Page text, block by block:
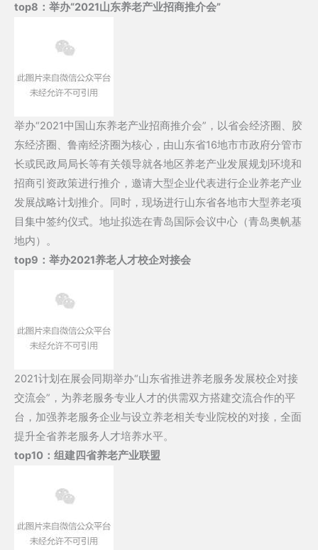
top8： 举办“2021山东养老产业招商推介会”
举办“2021中国山东养老产业招商推介会”，以省会经济圈、胶
东经济圈、鲁南经济圈为核心，由山东省16地市市政府分管市
长或民政局局长等有关领导就各地区养老产业发展规划环境和
招商引资政策进行推介，邀请大型企业代表进行企业养老产业
发展战略计划推介。同时，现场进行山东省各地市大型养老项
目集中签约仪式。地址拟选在青岛国际会议中心（青岛奥帆基
地内）。
top9： 举办2021养老人才校企对接会
2021计划在展会同期举办“山东省推进养老服务发展校企对接
交流会”，为养老服务专业人才的供需双方搭建交流合作的平
台，加强养老服务企业与设立养老相关专业院校的对接，全面
提升全省养老服务人才培养水平。
top10： 组建四省养老产业联盟